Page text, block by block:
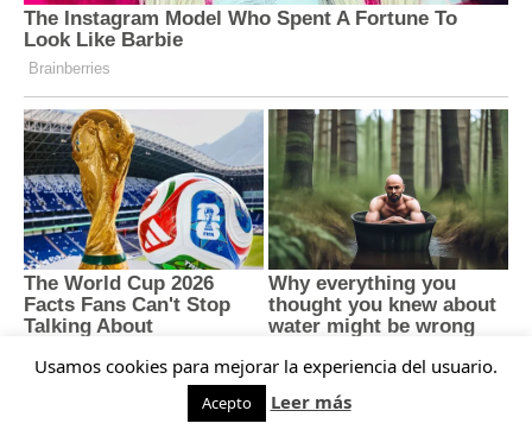
Usamos cookies para mejorar la experiencia del usuario.
Acepto Leer más